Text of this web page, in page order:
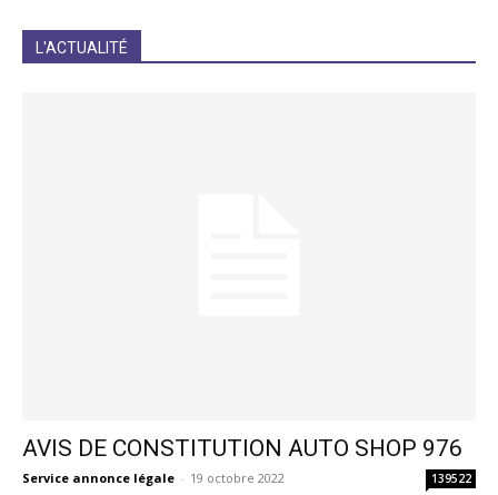
L'ACTUALITÉ
AVIS DE CONSTITUTION AUTO SHOP 976
Service annonce légale - 19 octobre 2022 139522